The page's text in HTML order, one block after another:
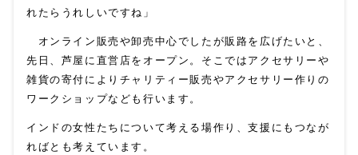
れたらうれしいですね」
オンライン販売や卸売中心でしたが販路を広げたいと、
先日、芦屋に直営店をオープン。そこではアクセサリーや
雑貨の寄付によりチャリティー販売やアクセサリー作りの
ワークショップなども行います。
インドの女性たちについて考える場作り、支援にもつなが
ればとも考えています。